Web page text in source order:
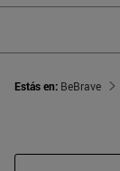
Estás en: BeBrave